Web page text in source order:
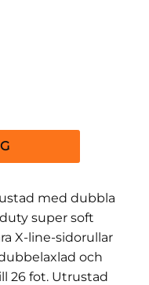
med dubbla
super soft
X-line-sidorullar
och
26 fot. Utrustad